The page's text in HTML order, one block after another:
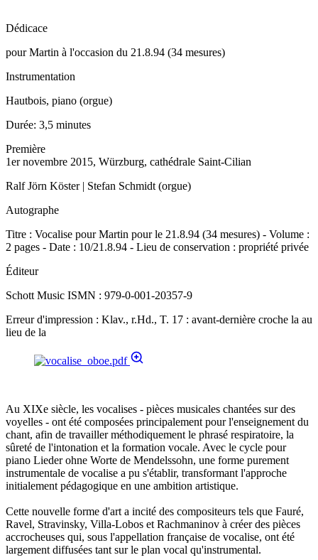
Dédicace
pour Martin à l'occasion du 21.8.94 (34 mesures)
Instrumentation
Hautbois, piano (orgue)
Durée: 3,5 minutes
Première
1er novembre 2015, Würzburg, cathédrale Saint-Cilian
Ralf Jörn Köster | Stefan Schmidt (orgue)
Autographe
Titre : Vocalise pour Martin pour le 21.8.94 (34 mesures) - Volume :
2 pages - Date : 10/21.8.94 - Lieu de conservation : propriété privée
Éditeur
Schott Music ISMN : 979-0-001-20357-9
Erreur d'impression : Klav., r.Hd., T. 17 : avant-dernière croche la au
lieu de la
Au XIXe siècle, les vocalises - pièces musicales chantées sur des
voyelles - ont été composées principalement pour l'enseignement du
chant, afin de travailler méthodiquement le phrasé respiratoire, la
sûreté de l'intonation et la formation vocale. Avec le cycle pour
piano Lieder ohne Worte de Mendelssohn, une forme purement
instrumentale de vocalise a pu s'établir, transformant l'approche
initialement pédagogique en une ambition artistique.
Cette nouvelle forme d'art a incité des compositeurs tels que Fauré,
Ravel, Stravinsky, Villa-Lobos et Rachmaninov à créer des pièces
accrocheuses qui, sous l'appellation française de vocalise, ont été
largement diffusées tant sur le plan vocal qu'instrumental.